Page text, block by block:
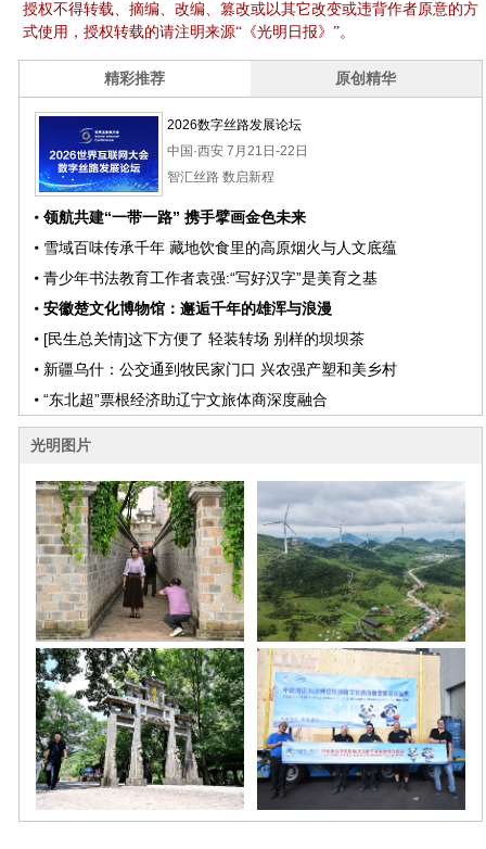
授权不得转载、摘编、改编、篡改或以其它改变或违背作者原意的方
式使用，授权转载的请注明来源“《光明日报》”。